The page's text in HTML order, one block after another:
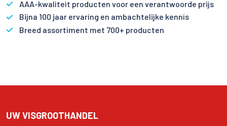
AAA-kwaliteit producten voor een verantwoorde prijs
Bijna 100 jaar ervaring en ambachtelijke kennis
Breed assortiment met 700+ producten
UW VISGROOTHANDEL